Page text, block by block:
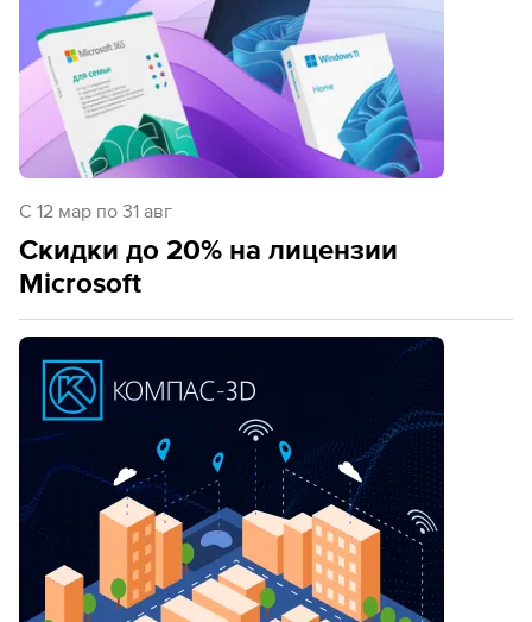
C 12 мар по 31 авг
Скидки до 20% на лицензии
Microsoft